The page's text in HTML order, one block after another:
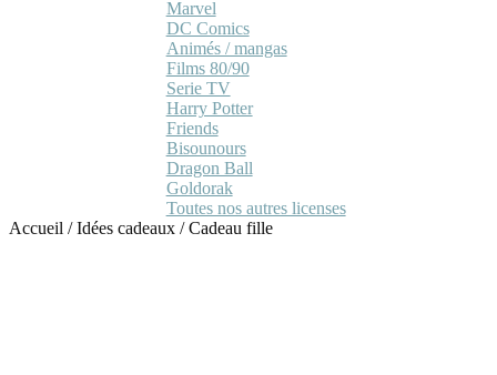
Marvel
DC Comics
Animés / mangas
Films 80/90
Serie TV
Harry Potter
Friends
Bisounours
Dragon Ball
Goldorak
Toutes nos autres licenses
Accueil /Idées cadeaux /Cadeau fille